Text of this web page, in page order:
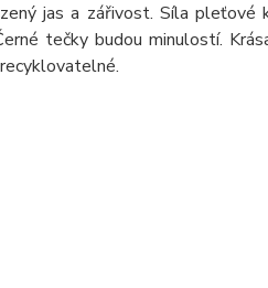
jas a zářivost. Síla
tečky budou minulostí.